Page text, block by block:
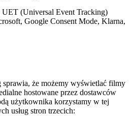
UET (Universal Event Tracking)
Google Consent Mode, Klarna,
sprawia, że możemy wyświetlać filmy
hostowane przez dostawców
użytkownika korzystamy w tej
usług stron trzecich: